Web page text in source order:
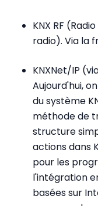
KNX RF
radio). Via la
KNXNet/IP
Aujourd'hui,
du système
méthode de
structure
actions dans
pour les
l'intégration
basées sur